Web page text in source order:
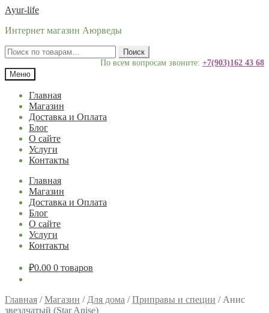
Перейти
навигации
Перейти
содержимому
Ayur-life
Интернет магазин Аюрведы
Искать:
Поиск
По всем вопросам звоните: +7(903)162 43 68
Меню
Главная
Магазин
Доставка и Оплата
Блог
О сайте
Услуги
Контакты
Главная
Магазин
Доставка и Оплата
Блог
О сайте
Услуги
Контакты
₽0.00 0 товаров
Главная /Магазин / Для дома /Приправы и специи / Анис
звездчатый (Star Anise)